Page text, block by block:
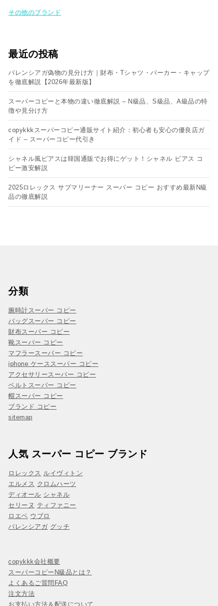
その他のブランド
最近の投稿
バレンシアガ偽物の見分け方｜財布・Tシャツ・パーカー・キャップ
を徹底解説【2026年最新版】
スーパーコピーと本物の違い徹底解説 – N級品、S級品、A級品の特
徴や見分け方
copykkkスーパーコピー通販サイト紹介：初心者も安心の優良店ガ
イド – スーパーコピー代引き
シャネル風ピアスは韓国通販でお得にゲット！シャネル ピアス コ
ピー​激安解説
2025ロレックス サブマリーナー スーパー コピー おすすめ最新N級
品の徹底解説
分類
腕時計スーパー コピー
バッグスーパー コピー
財布スーパー コピー
靴スーパー コピー
マフラースーパー コピー
iphone ケーススーパー コピー
アクセサリースーパー コピー
ベルトスーパー コピー
帽スーパー コピー
ブランド コピー
sitemap
人気 スーパー コピー ブランド
ロレックス ルイヴィトン
エルメス クロムハーツ
ディオール シャネル
セリーヌ ティファニー
ロエベ ウブロ
バレンシアガ グッチ
copykkk会社概要
スーパーコピーN級品とは？
よくあるご質問FAQ
注文方法
お支払い方法＆配送について